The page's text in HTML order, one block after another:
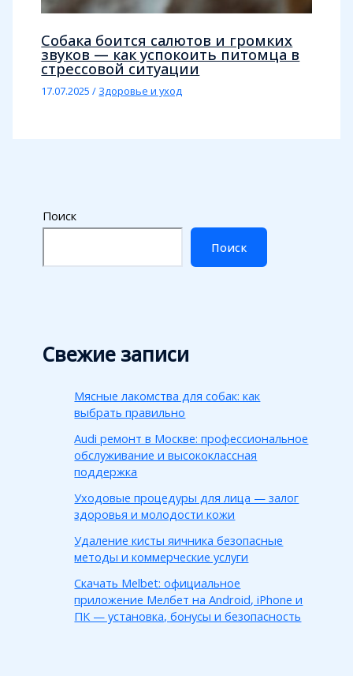
Собака боится салютов и громких
звуков — как успокоить питомца в
стрессовой ситуации
17.07.2025/ Здоровье и уход
Поиск
Поиск
Свежие записи
Мясные лакомства для собак: как
выбрать правильно
Audi ремонт в Москве: профессиональное
обслуживание и высококлассная
поддержка
Уходовые процедуры для лица — залог
здоровья и молодости кожи
Удаление кисты яичника безопасные
методы и коммерческие услуги
Скачать Melbet: официальное
приложение Мелбет на Android, iPhone и
ПК — установка, бонусы и безопасность